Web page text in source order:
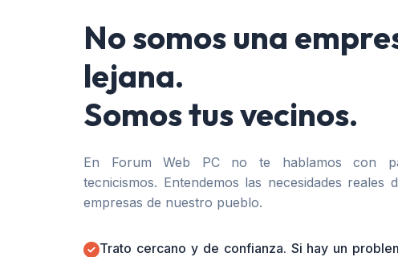
No somos una
lejana.
Somos tus vecinos.
En Forum Web PC no te hablamos con
tecnicismos. Entendemos las necesidades reales
empresas de nuestro pueblo.
Trato cercano y de confianza. Si hay un